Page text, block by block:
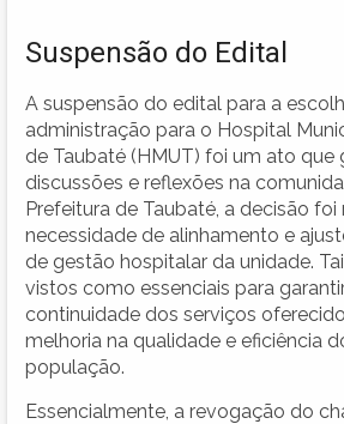
Suspensão do Edital
A suspensão do edital para a
administração para o Hospital
de Taubaté (HMUT) foi um ato que
discussões e reflexões na
Prefeitura de Taubaté, a decisão
necessidade de alinhamento e
de gestão hospitalar da unidade.
vistos como essenciais para
continuidade dos serviços
melhoria na qualidade e eficiência
população.
Essencialmente, a revogação do